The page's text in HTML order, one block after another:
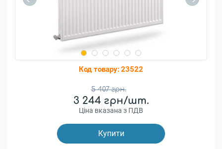
Код товару:23522
5 407 грн.
3 244 грн/шт.
Ціна вказана з ПДВ
Купити